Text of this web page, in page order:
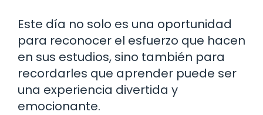
Este día no solo es una oportunidad
para reconocer el esfuerzo que hacen
en sus estudios, sino también para
recordarles que aprender puede ser
una experiencia divertida y
emocionante.